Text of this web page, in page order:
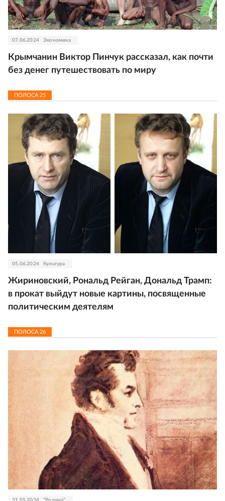
07.06.2024 Экономика
Крымчанин Виктор Пинчук рассказал, как почти
без денег путешествовать по миру
ПОЛОСА25
05.06.2024 Культура
Жириновский, Рональд Рейган, Дональд Трамп:
в прокат выйдут новые картины, посвященные
политическим деятелям
ПОЛОСА 26
31.05.2024 "Родина"